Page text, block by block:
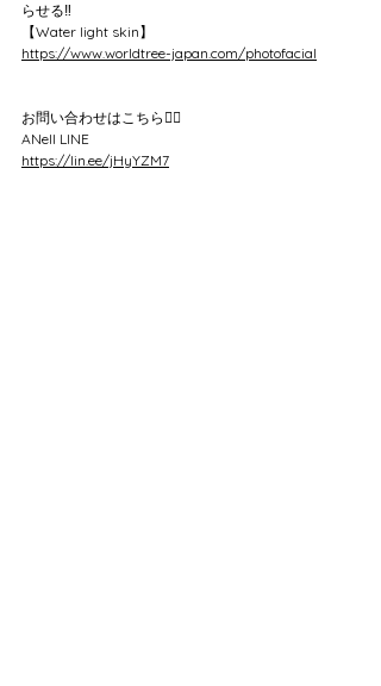
らせる‼️
【Water light skin】
https://www.worldtree-japan.com/photofacial
お問い合わせはこちら💁‍♀️
ANell LINE
https://lin.ee/jHyYZM7